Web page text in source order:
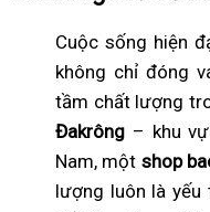
Cuộc sống hiện
không chỉ đóng
tầm chất lượng
Đakrông – khu
Nam, một shop
lượng luôn là yếu